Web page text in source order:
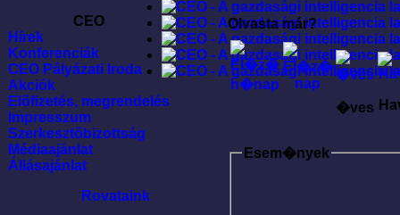
CEO
Hírek
Konferenciák
CEO Pályázati Iroda
Akciók
Elõfizetés, megrendelés
Impresszum
Szerkesztõbizottság
Médiaajánlat
Állásajánlat
Rovataink
Olvasta már?
�ves
Esem�nyek